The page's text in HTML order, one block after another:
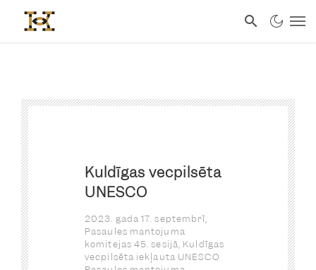
Kuldīgas vecpilsēta
UNESCO
2023. gada 17. septembrī,
Pasaules mantojuma
komitejas 45. sesijā, Kuldīgas
vecpilsēta iekļauta UNESCO